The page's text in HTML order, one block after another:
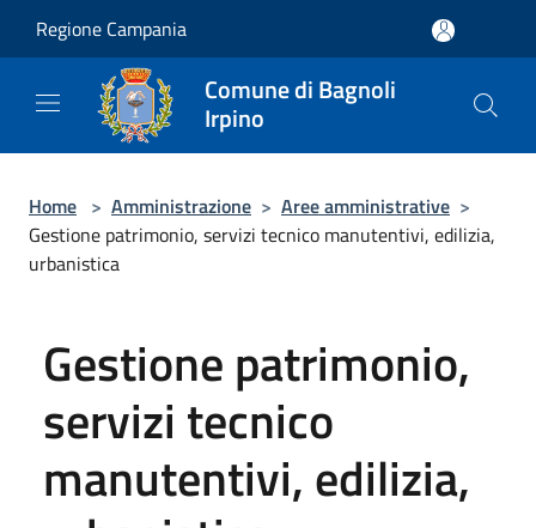
Regione Campania
Comune di Bagnoli
Irpino
Home > Amministrazione > Aree amministrative >
Gestione patrimonio, servizi tecnico manutentivi, edilizia,
urbanistica
Gestione patrimonio,
servizi tecnico
manutentivi, edilizia,